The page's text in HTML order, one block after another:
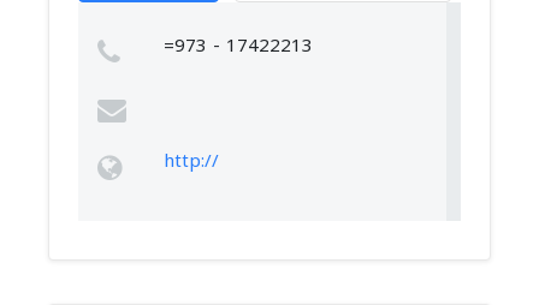
=973 - 17422213
http://